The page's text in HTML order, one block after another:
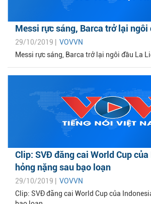
Messi rực sáng, Barca trở lại ngôi
29/10/2019 | VOVVN
Messi rực sáng, Barca trở lại ngôi đầu La
Clip: SVĐ đăng cai World Cup
hỏng nặng sau bạo loạn
29/10/2019 | VOVVN
Clip: SVĐ đăng cai World Cup của